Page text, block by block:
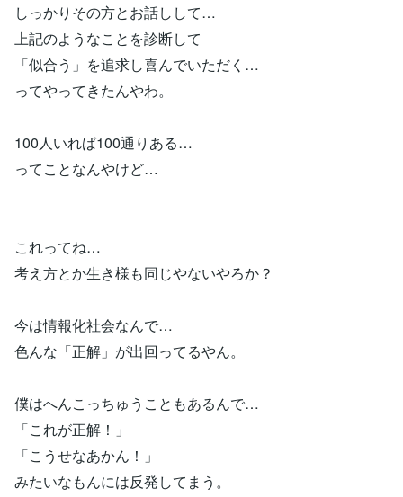
しっかりその方とお話しして…
上記のようなことを診断して
「似合う」を追求し喜んでいただく…
ってやってきたんやわ。
100人いれば100通りある…
ってことなんやけど…
これってね…
考え方とか生き様も同じやないやろか？
今は情報化社会なんで…
色んな「正解」が出回ってるやん。
僕はへんこっちゅうこともあるんで…
「これが正解！」
「こうせなあかん！」
みたいなもんには反発してまう。